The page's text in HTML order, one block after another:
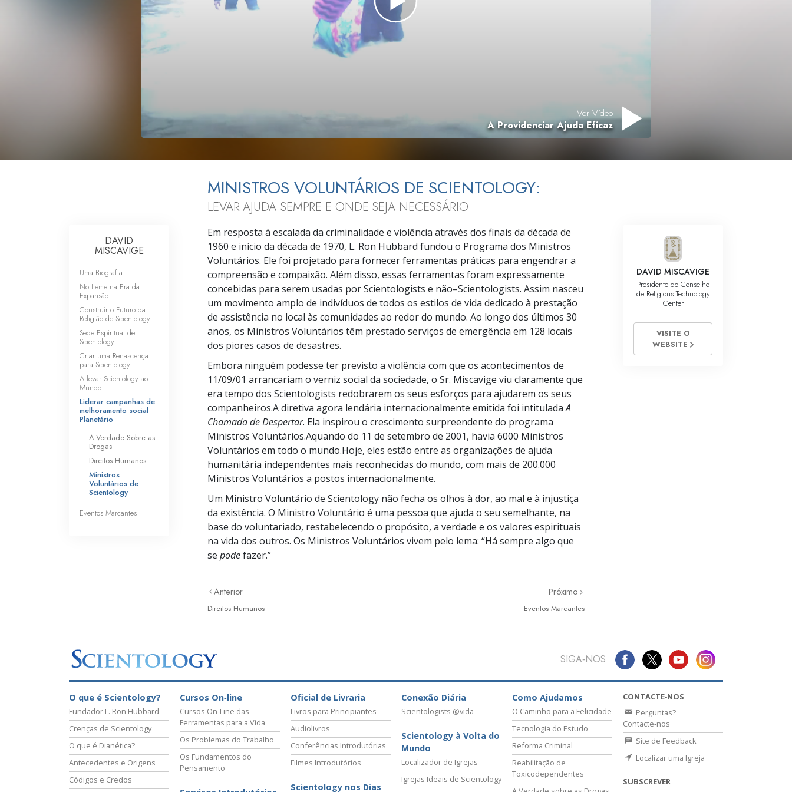
O que é a Grandeza?
A Causa da Supressão
Investigações
Ver Vídeo
A Providenciar Ajuda Eficaz
MINISTROS VOLUNTÁRIOS DE SCIENTOLOGY:
LEVAR AJUDA SEMPRE E ONDE SEJA NECESSÁRIO
Em resposta à escalada da criminalidade e violência através dos finais da década de
1960 e início da década de 1970, L. Ron Hubbard fundou o Programa dos Ministros
Voluntários. Ele foi projetado para fornecer ferramentas práticas para engendrar a
compreensão e compaixão. Além disso, essas ferramentas foram expressamente
concebidas para serem usadas por Scientologists e não–Scientologists. Assim nasceu
um movimento amplo de indivíduos de todos os estilos de vida dedicado à prestação
de assistência no local às comunidades ao redor do mundo. Ao longo dos últimos 30
anos, os Ministros Voluntários têm prestado serviços de emergência em 128 locais
dos piores casos de desastres.
Embora ninguém podesse ter previsto a violência com que os acontecimentos de
11/09/01 arrancariam o verniz social da sociedade, o Sr. Miscavige viu claramente que
era tempo dos Scientologists redobrarem os seus esforços para ajudarem os seus
companheiros.A diretiva agora lendária internacionalmente emitida foi intituladaA
Chamada de Despertar. Ela inspirou o crescimento surpreendente do programa
Ministros Voluntários.Aquando do 11 de setembro de 2001, havia 6000 Ministros
Voluntários em todo o mundo.Hoje, eles estão entre as organizações de ajuda
humanitária independentes mais reconhecidas do mundo, com mais de 200.000
Ministros Voluntários a postos internacionalmente.
Um Ministro Voluntário de Scientology não fecha os olhos à dor, ao mal e à injustiça
da existência. O Ministro Voluntário é uma pessoa que ajuda o seu semelhante, na
base do voluntariado, restabelecendo o propósito, a verdade e os valores espirituais
na vida dos outros. Os Ministros Voluntários vivem pelo lema: “Há sempre algo que
se podefazer.”
Anterior
Direitos Humanos
Próximo
Eventos Marcantes
DAVID
MISCAVIGE
Uma Biografia
No Leme na Era da
Expansão
Construir o Futuro da
Religião de Scientology
Sede Espiritual de
Scientology
Criar uma Renascença
para Scientology
A levar Scientology ao
Mundo
Liderar campanhas de
melhoramento social
Planetário
A Verdade Sobre as
Drogas
Direitos Humanos
Ministros
Voluntários de
Scientology
Eventos Marcantes
DAVID MISCAVIGE
Presidente do Conselho
de Religious Technology
Center
VISITE O
WEBSITE
SIGA‑NOS
O que é Scientology?
Fundador L. Ron Hubbard
Crenças de Scientology
O que é Dianética?
Antecedentes e Origens
Códigos e Credos
Cursos On‑line
Cursos On‑Line das
Ferramentas para a Vida
Os Problemas do Trabalho
Os Fundamentos do
Pensamento
Oficial de Livraria
Livros para Principiantes
Audiolivros
Conferências Introdutórias
Filmes Introdutórios
Scientology nos Dias
Conexão Diária
Scientologists @vida
Scientology à Volta do
Mundo
Localizador de Igrejas
Igrejas Ideais de Scientology
Como Ajudamos
O Caminho para a Felicidade
Tecnologia do Estudo
Reforma Criminal
Reabilitação de
Toxicodependentes
CONTACTE‑NOS
Perguntas?
Contacte‑nos
Site de Feedback
Localizar uma Igreja
SUBSCREVER